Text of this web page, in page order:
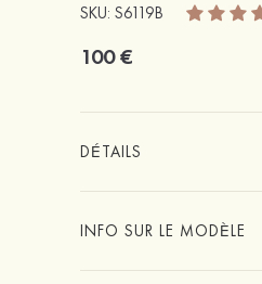
SKU: S6119B
100 €
DÉTAILS
INFO SUR LE MODÈLE